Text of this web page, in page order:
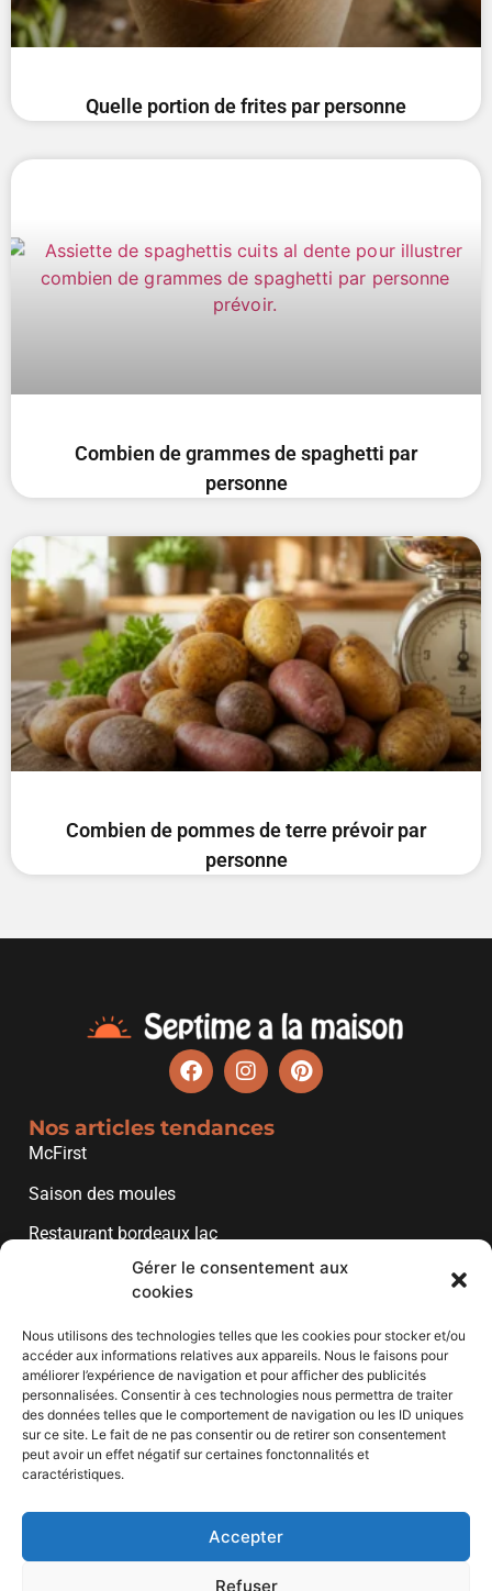
Gérer le consentement aux
cookies
Nous utilisons des technologies telles que les cookies pour stocker et/ou
accéder aux informations relatives aux appareils. Nous le faisons pour
améliorer l’expérience de navigation et pour afficher des publicités
personnalisées. Consentir à ces technologies nous permettra de traiter
des données telles que le comportement de navigation ou les ID uniques
sur ce site. Le fait de ne pas consentir ou de retirer son consentement
peut avoir un effet négatif sur certaines fonctonnalités et
caractéristiques.
Accepter
Refuser
Quelle portion de frites par personne
Combien de grammes de spaghetti par
personne
Combien de pommes de terre prévoir par
personne
Nos articles tendances
McFirst
Saison des moules
Restaurant bordeaux lac
Restaurant bord de garonne
Restaurant bord de marne
Liens utiles
Mentions légales
Plan de site
Contact